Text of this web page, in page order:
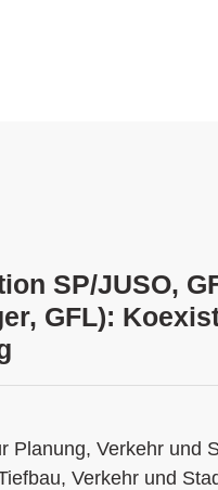
SP/JUSO,
GFL):
Planung, Verkehr und
Verkehr und